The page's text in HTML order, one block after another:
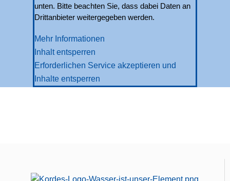
unten. Bitte beachten Sie, dass dabei Daten an
Drittanbieter weitergegeben werden.
Mehr Informationen
Inhalt entsperren
Erforderlichen Service akzeptieren und
Inhalte entsperren